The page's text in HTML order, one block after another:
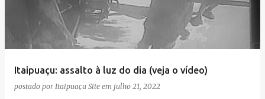
Itaipuaçu: assalto à luz do dia (veja o vídeo)
postado por Itaipuaçu Site em julho 21, 2022